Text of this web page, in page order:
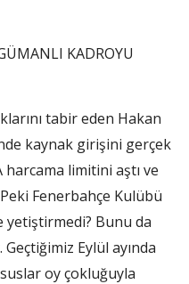
KADROYU
tabir eden Hakan
kaynak girişini gerçek
limitini aştı ve
Fenerbahçe Kulübü
Bunu da
Eylül ayında
oy çokluğuyla